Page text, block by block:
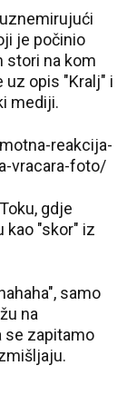
je počinio
stori na kom
opis "Kralj" i
mediji.
reakcija-
vracara-foto/
gdje
kao "skor" iz
samo
na
se zapitamo